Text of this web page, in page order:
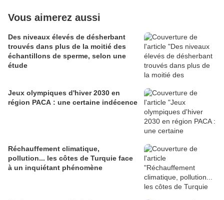
Vous aimerez aussi
Des niveaux élevés de désherbant
trouvés dans plus de la moitié des
échantillons de sperme, selon une
étude
Jeux olympiques d'hiver 2030 en
région PACA : une certaine indécence
Réchauffement climatique,
pollution... les côtes de Turquie face
à un inquiétant phénomène